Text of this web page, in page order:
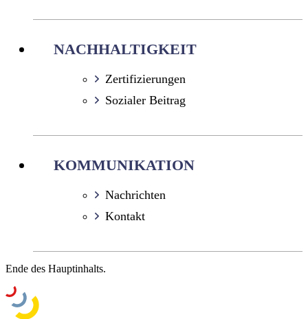
NACHHALTIGKEIT
Zertifizierungen
Sozialer Beitrag
KOMMUNIKATION
Nachrichten
Kontakt
Ende des Hauptinhalts.